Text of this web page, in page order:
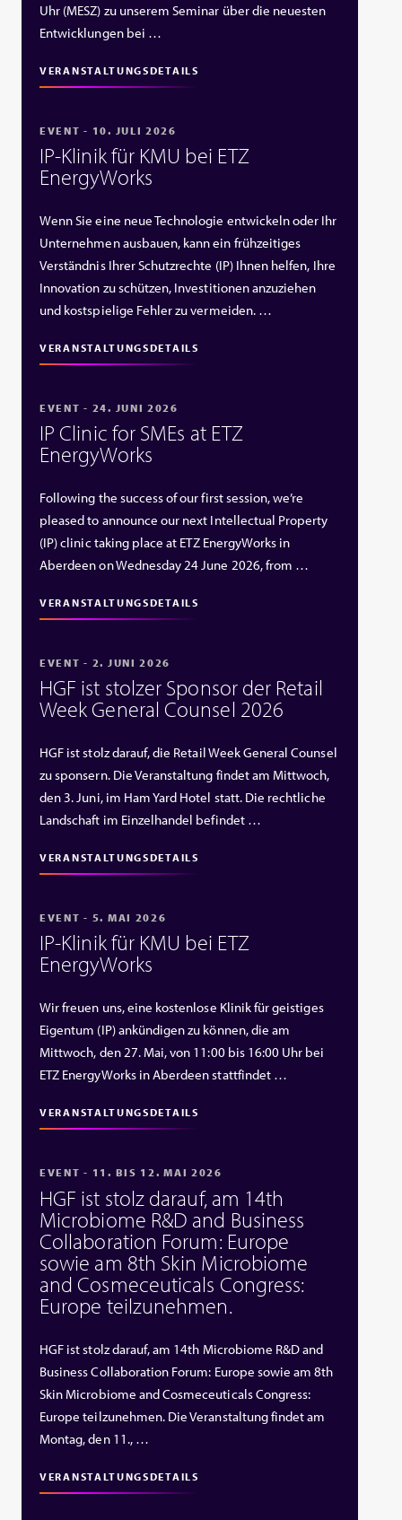
Uhr (MESZ) zu unserem Seminar über die neuesten
Entwicklungen bei …
VERANSTALTUNGSDETAILS
EVENT - 10. JULI 2026
IP‑Klinik für KMU bei ETZ
EnergyWorks
Wenn Sie eine neue Technologie entwickeln oder Ihr
Unternehmen ausbauen, kann ein frühzeitiges
Verständnis Ihrer Schutzrechte (IP) Ihnen helfen, Ihre
Innovation zu schützen, Investitionen anzuziehen
und kostspielige Fehler zu vermeiden. …
VERANSTALTUNGSDETAILS
EVENT - 24. JUNI 2026
IP Clinic for SMEs at ETZ
EnergyWorks
Following the success of our first session, we’re
pleased to announce our next Intellectual Property
(IP) clinic taking place at ETZ EnergyWorks in
Aberdeen on Wednesday 24 June 2026, from …
VERANSTALTUNGSDETAILS
EVENT - 2. JUNI 2026
HGF ist stolzer Sponsor der Retail
Week General Counsel 2026
HGF ist stolz darauf, die Retail Week General Counsel
zu sponsern. Die Veranstaltung findet am Mittwoch,
den 3. Juni, im Ham Yard Hotel statt. Die rechtliche
Landschaft im Einzelhandel befindet …
VERANSTALTUNGSDETAILS
EVENT - 5. MAI 2026
IP‑Klinik für KMU bei ETZ
EnergyWorks
Wir freuen uns, eine kostenlose Klinik für geistiges
Eigentum (IP) ankündigen zu können, die am
Mittwoch, den 27. Mai, von 11:00 bis 16:00 Uhr bei
ETZ EnergyWorks in Aberdeen stattfindet …
VERANSTALTUNGSDETAILS
EVENT - 11. BIS 12. MAI 2026
HGF ist stolz darauf, am 14th
Microbiome R&D and Business
Collaboration Forum: Europe
sowie am 8th Skin Microbiome
and Cosmeceuticals Congress:
Europe teilzunehmen.
HGF ist stolz darauf, am 14th Microbiome R&D and
Business Collaboration Forum: Europe sowie am 8th
Skin Microbiome and Cosmeceuticals Congress:
Europe teilzunehmen. Die Veranstaltung findet am
Montag, den 11., …
VERANSTALTUNGSDETAILS